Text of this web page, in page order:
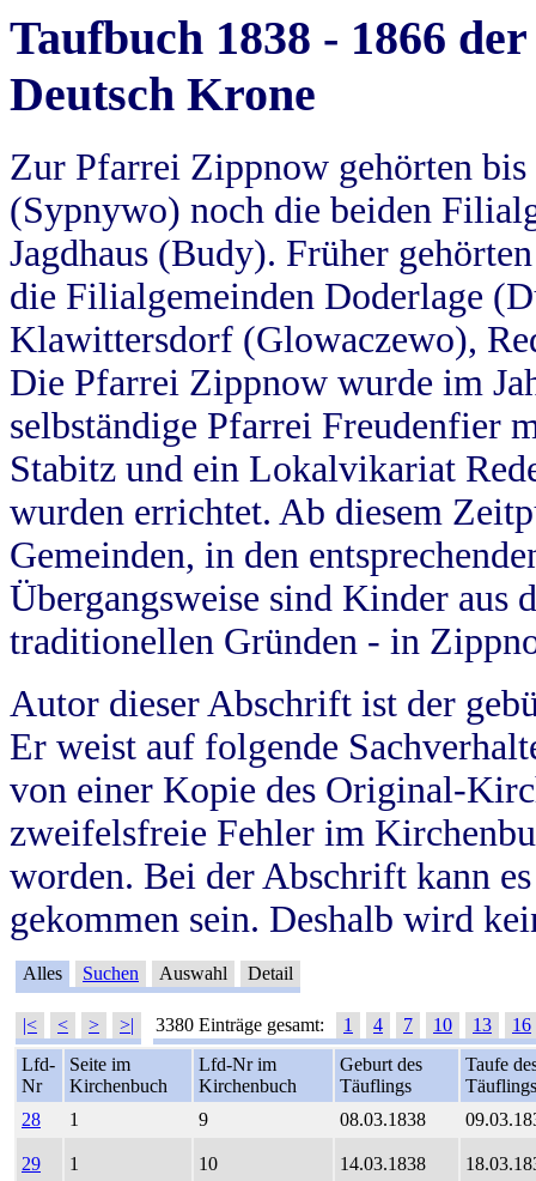
Taufbuch 1838 - 1866
Deutsch Krone
Zur Pfarrei Zippnow gehörten
(Sypnywo) noch die beiden
Jagdhaus (Budy). Früher
die Filialgemeinden Doderlage
Klawittersdorf (Glowaczewo),
Die Pfarrei Zippnow wurde im
selbständige Pfarrei Freudenfier
Stabitz und ein Lokalvikariat
wurden errichtet. Ab diesem
Gemeinden, in den
Übergangsweise sind Kinder aus
traditionellen Gründen - in
Autor dieser Abschrift ist der
Er weist auf folgende
von einer Kopie des Original-
zweifelsfreie Fehler im
worden. Bei der Abschrift kann
gekommen sein. Deshalb wird
Alles Suchen Auswahl Detail
|< < > >| 3380 Einträge gesamt: 1 4 7 10 13
16
Lfd-
Nr
Seite im
Kirchenbuch
Lfd-Nr im
Kirchenbuch
Geburt des
Täuflings
Taufe
Täuflings
28
1 9 08.03.1838
29 1 10 14.03.1838